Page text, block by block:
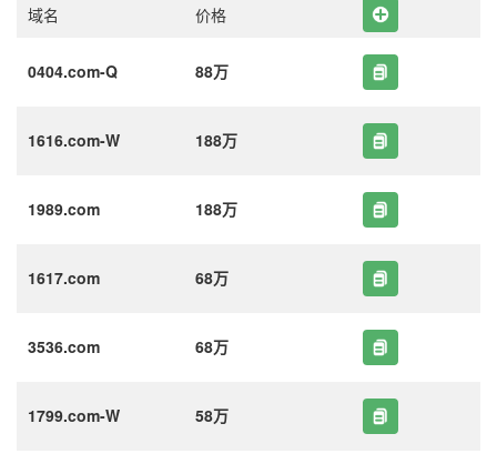
域名 价格
0404.com-Q 88万
1616.com-W 188万
1989.com 188万
1617.com 68万
3536.com 68万
1799.com-W 58万